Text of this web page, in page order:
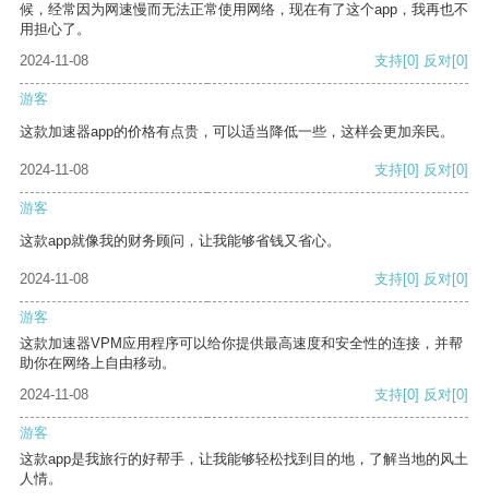
候，经常因为网速慢而无法正常使用网络，现在有了这个app，我再也不
用担心了。
2024-11-08
支持[0] 反对[0]
游客
这款加速器app的价格有点贵，可以适当降低一些，这样会更加亲民。
2024-11-08 支持[0] 反对[0]
游客
这款app就像我的财务顾问，让我能够省钱又省心。
2024-11-08 支持[0] 反对[0]
游客
这款加速器VPM应用程序可以给你提供最高速度和安全性的连接，并帮
助你在网络上自由移动。
2024-11-08
支持[0] 反对[0]
游客
这款app是我旅行的好帮手，让我能够轻松找到目的地，了解当地的风土
人情。